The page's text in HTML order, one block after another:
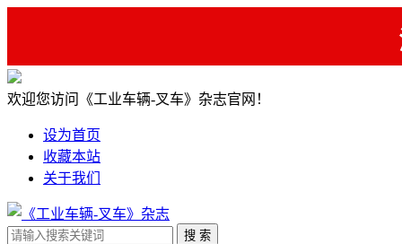
欢迎您访问《工业车辆-叉车》杂志官网！
设为首页
收藏本站
关于我们